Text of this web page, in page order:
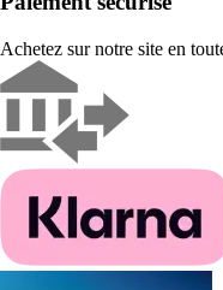
Achetez sur notre site en